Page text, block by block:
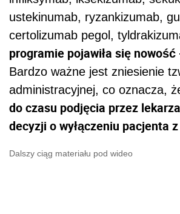
ustekinumab, ryzankizumab,
certolizumab pegol,
programie pojawiła się
Bardzo ważne jest zniesienie
administracyjnej, co oznacza,
do czasu podjęcia przez
decyzji o wyłączeniu pacjenta
Dalszy ciąg materiału pod wideo